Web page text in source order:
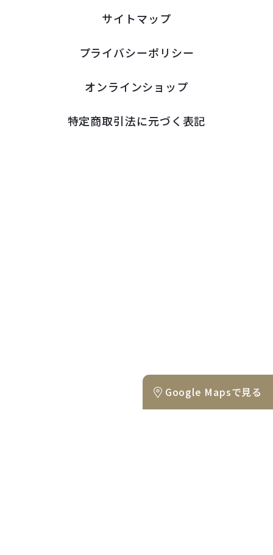
サイトマップ
プライバシーポリシー
オンラインショップ
特定商取引法に元づく表記
Google Mapsで見る